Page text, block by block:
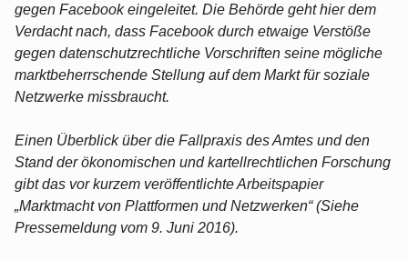
gegen Facebook eingeleitet. Die Behörde geht hier dem
Verdacht nach, dass Facebook durch etwaige Verstöße
gegen datenschutzrechtliche Vorschriften seine mögliche
marktbeherrschende Stellung auf dem Markt für soziale
Netzwerke missbraucht.
Einen Überblick über die Fallpraxis des Amtes und den
Stand der ökonomischen und kartellrechtlichen Forschung
gibt das vor kurzem veröffentlichte Arbeitspapier
„Marktmacht von Plattformen und Netzwerken“ (Siehe
Pressemeldung vom 9. Juni 2016).